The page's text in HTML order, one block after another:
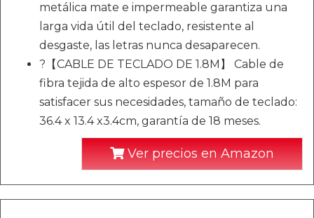
metálica mate e impermeable garantiza una
larga vida útil del teclado, resistente al
desgaste, las letras nunca desaparecen.
?【CABLE DE TECLADO DE 1.8M】 Cable de
fibra tejida de alto espesor de 1.8M para
satisfacer sus necesidades, tamaño de teclado:
36.4 x 13.4 x3.4cm, garantía de 18 meses.
Ver precios en Amazon